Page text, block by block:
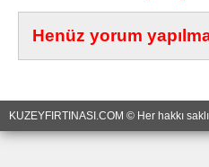
Henüz yorum
KUZEYFIRTINASI.COM © Her hakkı